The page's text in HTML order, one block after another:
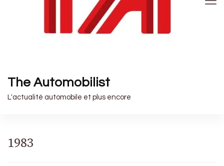
The Automobilist
L'actualité automobile et plus encore
1983